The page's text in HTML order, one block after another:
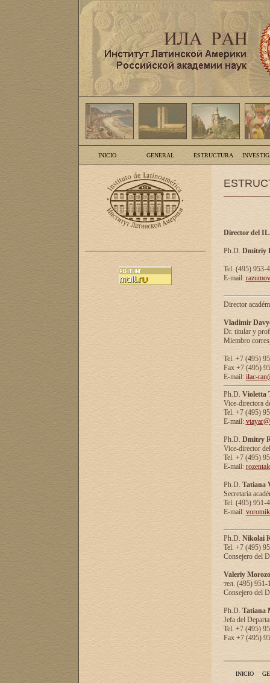
INICIO GENERAL ESTRUCTURA
Director del
Ph.D. Dmitriy
Tel. (495) 953-
E-mail:
Director
Vladimir
Dr. titular y
Miembro
Tel. +7 (495)
Fax +7 (495)
E-mail: ilac-
Ph.D. Violetta
Vice-directora
Tel. +7 (495)
E-mail:
Ph.D. Dmitry
Vice-director
Tel. +7 (495)
E-mail:
Ph.D. Tatiana
Secretaria
Tel. (495) 951-
E-mail:
Ph.D. Nikolai
Tel. +7 (495)
Consejero del
Valeriy
тел. (495) 951-
Consejero del
Ph.D. Tatiana
Jefa del
Tel. +7 (495)
Fax +7 (495)
INICIO